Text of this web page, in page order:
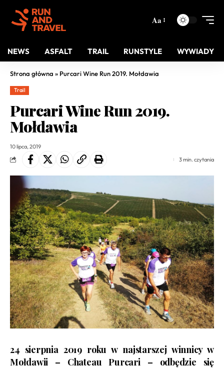
Aa
NEWS ASFALT TRAIL RUNSTYLE WYWIADY
Strona główna » Purcari Wine Run 2019. Mołdawia
Trail
Purcari Wine Run 2019.
Mołdawia
10 lipca, 2019
3 min. czytania
24 sierpnia 2019 roku w najstarszej winnicy w
Mołdawii – Chateau Purcari – odbędzie się